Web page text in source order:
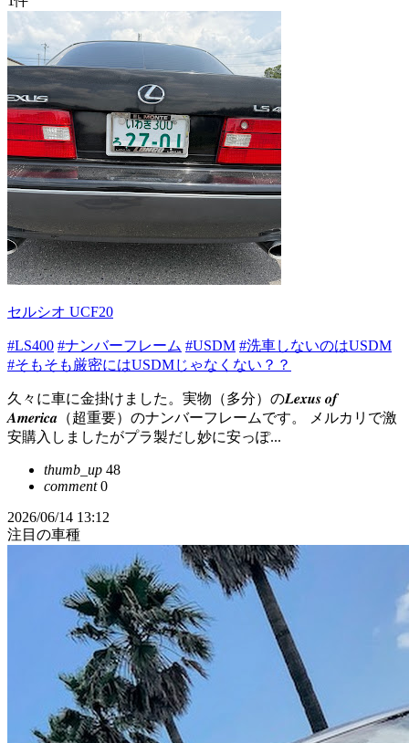
セルシオ UCF20
#LS400 #ナンバーフレーム #USDM #洗車しないのはUSDM
#そもそも厳密にはUSDMじゃなくない？？
久々に車に金掛けました。実物（多分）の𝑳𝒆𝒙𝒖𝒔 𝒐𝒇
𝑨𝒎𝒆𝒓𝒊𝒄𝒂（超重要）のナンバーフレームです。 メルカリで激
安購入しましたがプラ製だし妙に安っぽ...
thumb_up 48
comment0
2026/06/14 13:12
注目の車種